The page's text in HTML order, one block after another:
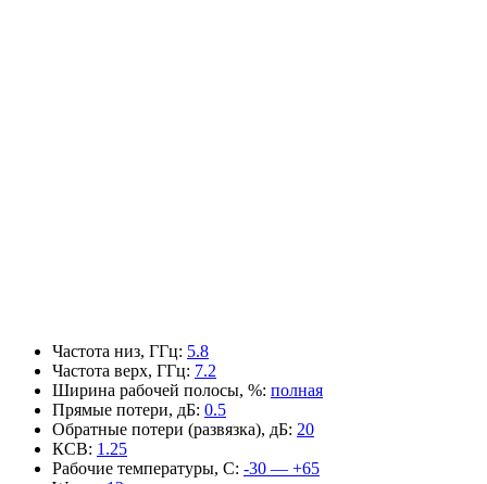
Частота низ, ГГц: 5.8
Частота верх, ГГц: 7.2
Ширина рабочей полосы, %: полная
Прямые потери, дБ: 0.5
Обратные потери (развязка), дБ: 20
КСВ: 1.25
Рабочие температуры, С: -30 — +65